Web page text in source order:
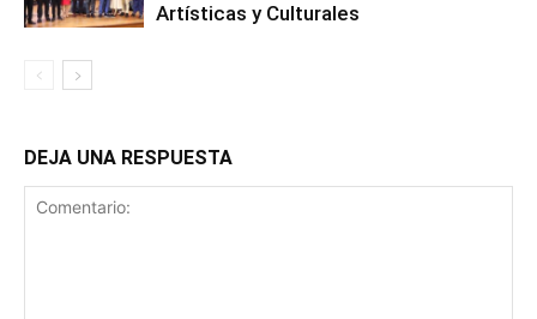
Artísticas y Culturales
DEJA UNA RESPUESTA